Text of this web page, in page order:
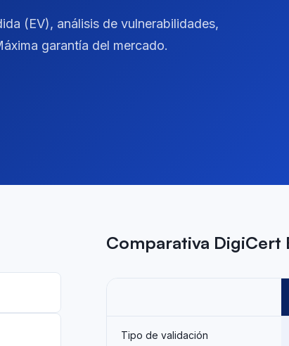
(EV), análisis de vulnerabilidades,
garantía del mercado.
Comparativa DigiCert
Tipo de validación